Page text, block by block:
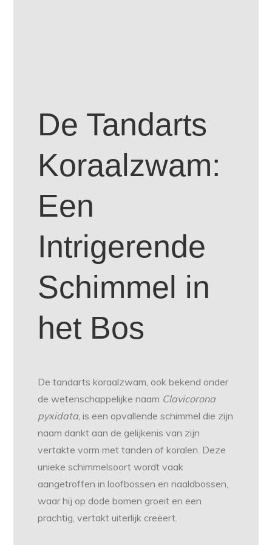
De Tandarts
Koraalzwam:
Een
Intrigerende
Schimmel in
het Bos
De tandarts koraalzwam, ook bekend onder
de wetenschappelijke naam Clavicorona
pyxidata, is een opvallende schimmel die zijn
naam dankt aan de gelijkenis van zijn
vertakte vorm met tanden of koralen. Deze
unieke schimmelsoort wordt vaak
aangetroffen in loofbossen en naaldbossen,
waar hij op dode bomen groeit en een
prachtig, vertakt uiterlijk creëert.